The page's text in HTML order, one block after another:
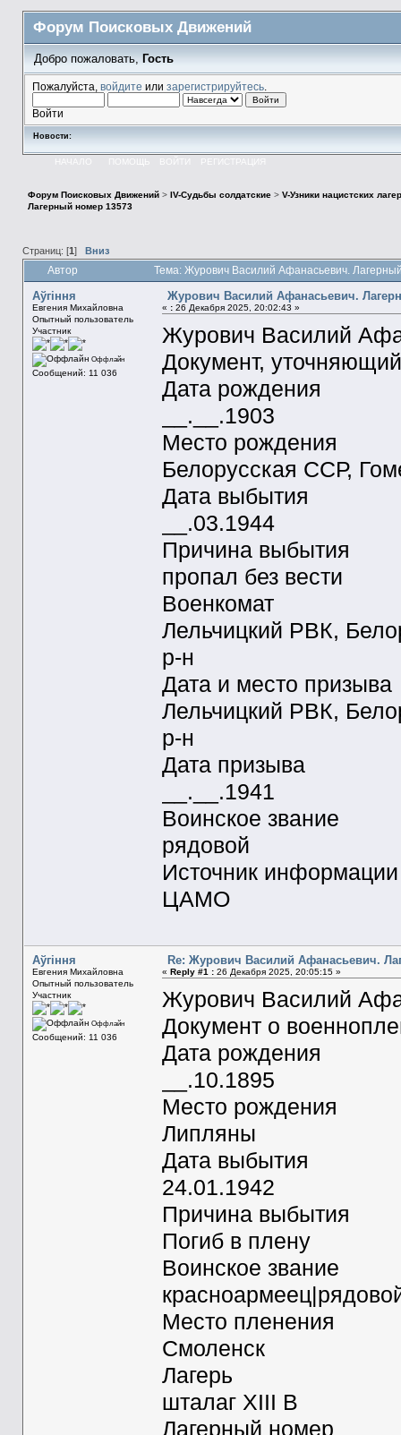
Форум Поисковых Движений
Добро пожаловать, Гость
Пожалуйста, войдите или зарегистрируйтесь.
Войти
Новости:
НАЧАЛО ПОМОЩЬ ВОЙТИ РЕГИСТРАЦИЯ
Форум Поисковых Движений> IV-Судьбы солдатские> V-Узники нацистских
Лагерный номер 13573
Страниц: [1 ] Вниз
Автор Тема: Журович Василий Афанасьевич.
Aўгiння
Евгения Михайловна
Опытный пользователь
Участник
Оффлайн
Сообщений: 11 036
Журович Василий Афанасьевич.
« :26 Декабря 2025, 20:02:43 »
Журович Василий
Документ,
Дата рождения
__.__.1903
Место рождения
Белорусская ССР,
Дата выбытия
__.03.1944
Причина выбытия
пропал без вести
Военкомат
Лельчицкий РВК,
р-н
Дата и место призыва
Лельчицкий РВК,
р-н
Дата призыва
__.__.1941
Воинское звание
рядовой
Источник информации
ЦАМО
Aўгiння
Евгения Михайловна
Опытный пользователь
Участник
Оффлайн
Сообщений: 11 036
Re: Журович Василий Афанасьевич.
« Reply #1 :26 Декабря 2025, 20:05:15 »
Журович Василий
Документ о
Дата рождения
__.10.1895
Место рождения
Липляны
Дата выбытия
24.01.1942
Причина выбытия
Погиб в плену
Воинское звание
Место пленения
Смоленск
Лагерь
шталаг XIII B
Лагерный номер